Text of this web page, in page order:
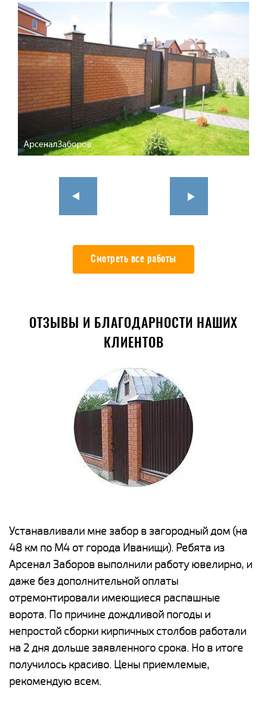
Смотреть все работы
ОТЗЫВЫ И БЛАГОДАРНОСТИ НАШИХ
КЛИЕНТОВ
Устанавливали мне забор в загородный дом (на
48 км по М4 от города Иванищи). Ребята из
Арсенал Заборов выполнили работу ювелирно, и
даже без дополнительной оплаты
отремонтировали имеющиеся распашные
ворота. По причине дождливой погоды и
непростой сборки кирпичных столбов работали
на 2 дня дольше заявленного срока. Но в итоге
получилось красиво. Цены приемлемые,
рекомендую всем.